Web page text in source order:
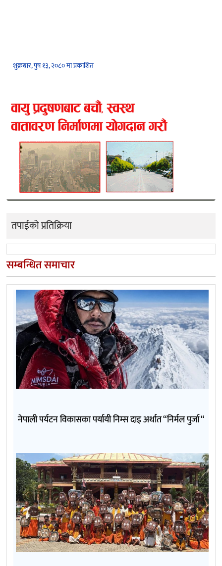
शुक्रबार, पुष १३, २०८० मा प्रकाशित
तपाईको प्रतिक्रिया
सम्बन्धित समाचार
नेपाली पर्यटन विकासका पर्यायी निम्स दाइ अर्थात “निर्मल पुर्जा “